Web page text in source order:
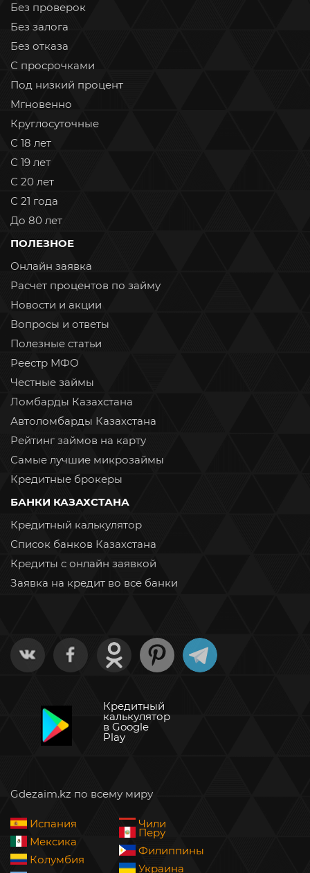
Без проверок
Без залога
Без отказа
С просрочками
Под низкий процент
Мгновенно
Круглосуточные
С 18 лет
С 19 лет
С 20 лет
С 21 года
До 80 лет
ПОЛЕЗНОЕ
Онлайн заявка
Расчет процентов по займу
Новости и акции
Вопросы и ответы
Полезные статьи
Реестр МФО
Честные займы
Ломбарды Казахстана
Автоломбарды Казахстана
Рейтинг займов на карту
Самые лучшие микрозаймы
Кредитные брокеры
БАНКИ КАЗАХСТАНА
Кредитный калькулятор
Список банков Казахстана
Кредиты с онлайн заявкой
Заявка на кредит во все банки
Кредитный
калькулятор
в Google
Play
Gdezaim.kz по всему миру
Испания
Мексика
Колумбия
Чили
Перу
Филиппины
Украина